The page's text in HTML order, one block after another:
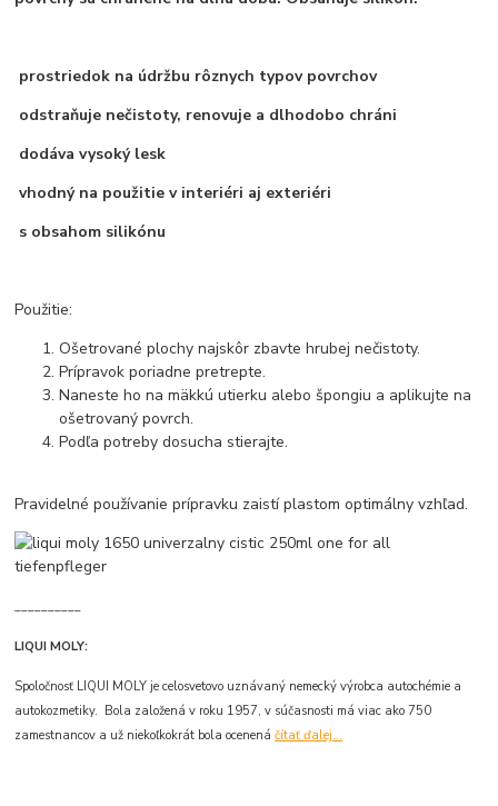
prostriedok na údržbu rôznych typov povrchov
odstraňuje nečistoty, renovuje a dlhodobo chráni
dodáva vysoký lesk
vhodný na použitie v interiéri aj exteriéri
s obsahom silikónu
Použitie:
Ošetrované plochy najskôr zbavte hrubej nečistoty.
Prípravok poriadne pretrepte.
Naneste ho na mäkkú utierku alebo špongiu a aplikujte na
ošetrovaný povrch.
Podľa potreby dosucha stierajte.
Pravidelné používanie prípravku zaistí plastom optimálny vzhľad.
LIQUI MOLY:
Spoločnosť LIQUI MOLY je celosvetovo uznávaný nemecký výrobca autochémie a
autokozmetiky. Bola založená v roku 1957, v súčasnosti má viac ako 750
zamestnancov a už niekoľkokrát bola ocenenáčítať ďalej...